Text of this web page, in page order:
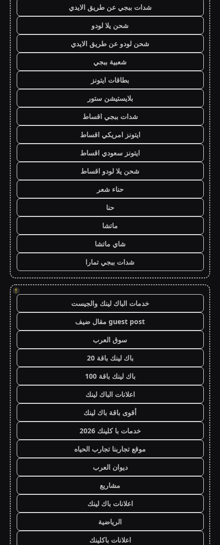
شدات ببجي عن طريق الايدي
شحن يلا لودو
شحن لودو عن طريق الايدي
شعبية ببجي
بطاقات ايتونز
بلايستيشن ستور
شدات ببجي اقساط
ايتونز امريكي اقساط
ايتونز سعودي اقساط
شحن يلا لودو اقساط
حناء شعر
حنا
ماتشا
شاي ماتشا
شدات ببجي تمارا
!
خدمات الباك لينك والجيست
guest post مقال ضيف
سوق العرب
باك لينك باقة 20
باك لينك باقة 100
اعلانات الباك لينك
أقوى باقة باك لينك
خدمات با كلينك 2026
موقع تجاربنا تجارب الحياه
ديوان العرب
مشاريع
اعلانات باك لينك
الرياضية
اعلانات باكلينك